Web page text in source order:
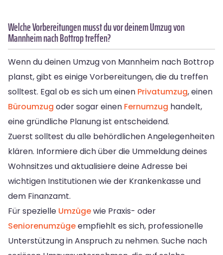
Welche Vorbereitungen musst du vor deinem Umzug von
Mannheim nach Bottrop treffen?
Wenn du deinen Umzug von Mannheim nach Bottrop
planst, gibt es einige Vorbereitungen, die du treffen
solltest. Egal ob es sich um einen Privatumzug, einen
Büroumzug oder sogar einen Fernumzug handelt,
eine gründliche Planung ist entscheidend.
Zuerst solltest du alle behördlichen Angelegenheiten
klären. Informiere dich über die Ummeldung deines
Wohnsitzes und aktualisiere deine Adresse bei
wichtigen Institutionen wie der Krankenkasse und
dem Finanzamt.
Für spezielle Umzügewie Praxis- oder
Seniorenumzügeempfiehlt es sich, professionelle
Unterstützung in Anspruch zu nehmen. Suche nach